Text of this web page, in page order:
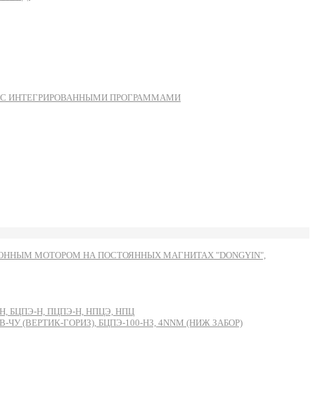
ИНТЕГРИРОВАННЫМИ ПРОГРАММАМИ
МОТОРОМ НА ПОСТОЯННЫХ МАГНИТАХ "DONGYIN",
БЦПЭ-Н, ПЦПЭ-Н, НПЦЭ, НПЦ
(ВЕРТИК-ГОРИЗ), БЦПЭ-100-НЗ, 4NNM (НИЖ ЗАБОР)